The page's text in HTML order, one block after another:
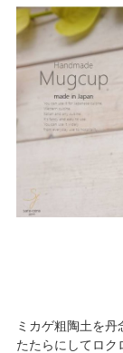
ミカゲ粗陶土を丹
たたらにしてロク